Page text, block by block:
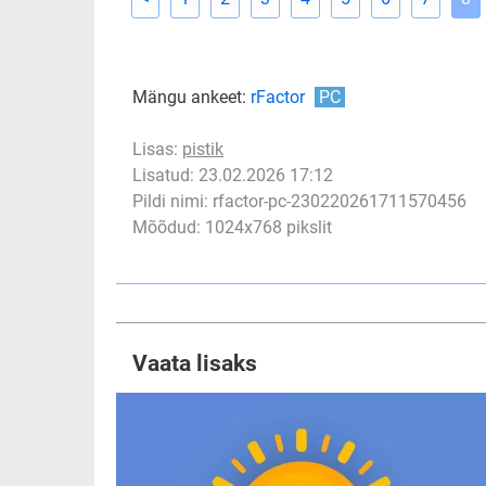
Mängu ankeet: rFactor PC
Lisas: pistik
Lisatud: 23.02.2026 17:12
Pildi nimi: rfactor-pc-230220261711570456
Mõõdud: 1024x768 pikslit
Vaata lisaks